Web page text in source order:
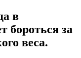
в
бороться за
веса.